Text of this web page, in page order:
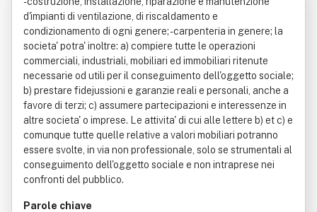
d'impianti di ventilazione, di riscaldamento e
condizionamento di ogni genere; - carpenteria in genere; la
societa' potra' inoltre: a) compiere tutte le operazioni
commerciali, industriali, mobiliari ed immobiliari ritenute
necessarie od utili per il conseguimento dell'oggetto sociale;
b) prestare fidejussioni e garanzie reali e personali, anche a
favore di terzi; c) assumere partecipazioni e interessenze in
altre societa' o imprese. Le attivita' di cui alle lettere b) et c) e
comunque tutte quelle relative a valori mobiliari potranno
essere svolte, in via non professionale, solo se strumentali al
conseguimento dell'oggetto sociale e non intraprese nei
confronti del pubblico.
Parole chiave